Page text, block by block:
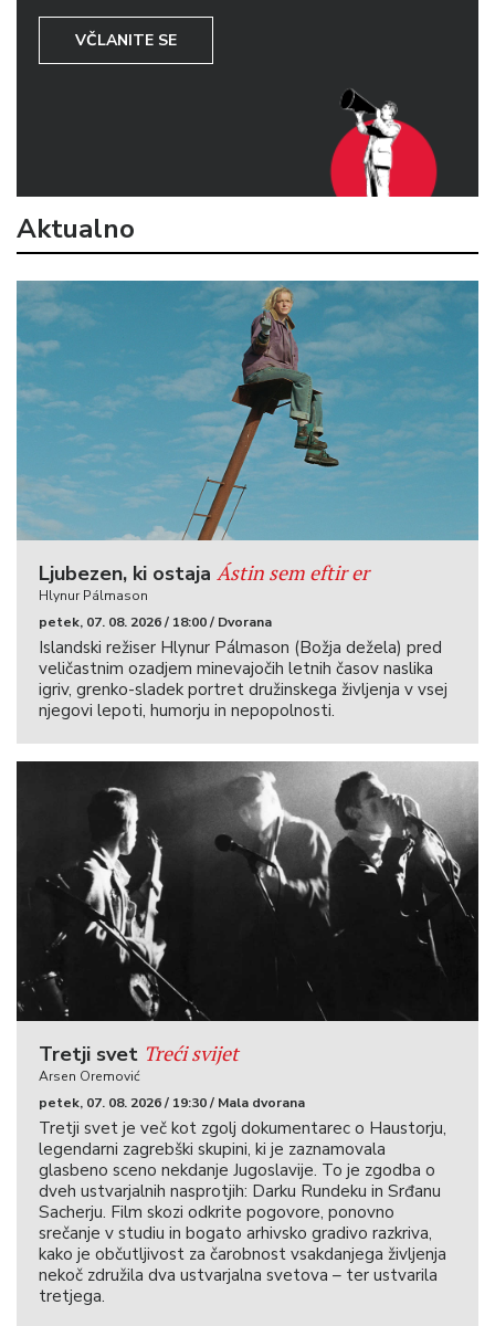
VČLANITE SE
Aktualno
Ljubezen, ki ostaja Ástin sem eftir er
Hlynur Pálmason
petek, 07. 08. 2026 / 18:00 / Dvorana
Islandski režiser Hlynur Pálmason (Božja dežela) pred
veličastnim ozadjem minevajočih letnih časov naslika
igriv, grenko-sladek portret družinskega življenja v vsej
njegovi lepoti, humorju in nepopolnosti.
Tretji svet Treći svijet
Arsen Oremović
petek, 07. 08. 2026 / 19:30 / Mala dvorana
Tretji svet je več kot zgolj dokumentarec o Haustorju,
legendarni zagrebški skupini, ki je zaznamovala
glasbeno sceno nekdanje Jugoslavije. To je zgodba o
dveh ustvarjalnih nasprotjih: Darku Rundeku in Srđanu
Sacherju. Film skozi odkrite pogovore, ponovno
srečanje v studiu in bogato arhivsko gradivo razkriva,
kako je občutljivost za čarobnost vsakdanjega življenja
nekoč združila dva ustvarjalna svetova – ter ustvarila
tretjega.